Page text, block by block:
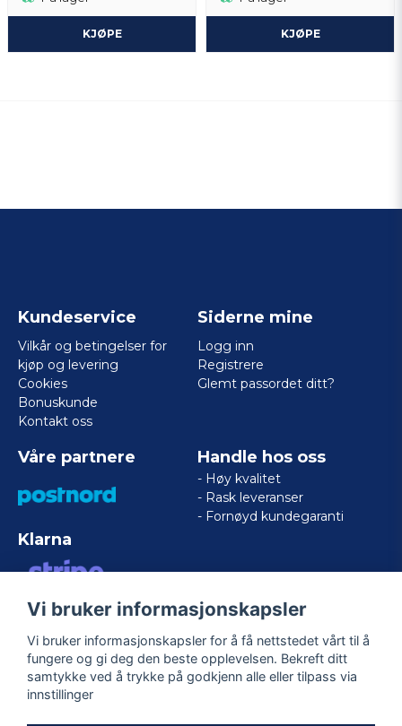
KJØPE KJØPE
Kundeservice
Vilkår og betingelser for
kjøp og levering
Cookies
Bonuskunde
Kontakt oss
Siderne mine
Logg inn
Registrere
Glemt passordet ditt?
Våre partnere
Klarna
VISA/MASTERCARD/AMERICAN
Handle hos oss
- Høy kvalitet
- Rask leveranser
- Fornøyd kundegaranti
Følg oss
Vi bruker informasjonskapsler
Vi bruker informasjonskapsler for å få nettstedet vårt til å
fungere og gi deg den beste opplevelsen. Bekreft ditt
samtykke ved å trykke på godkjenn alle eller tilpass via
innstillinger